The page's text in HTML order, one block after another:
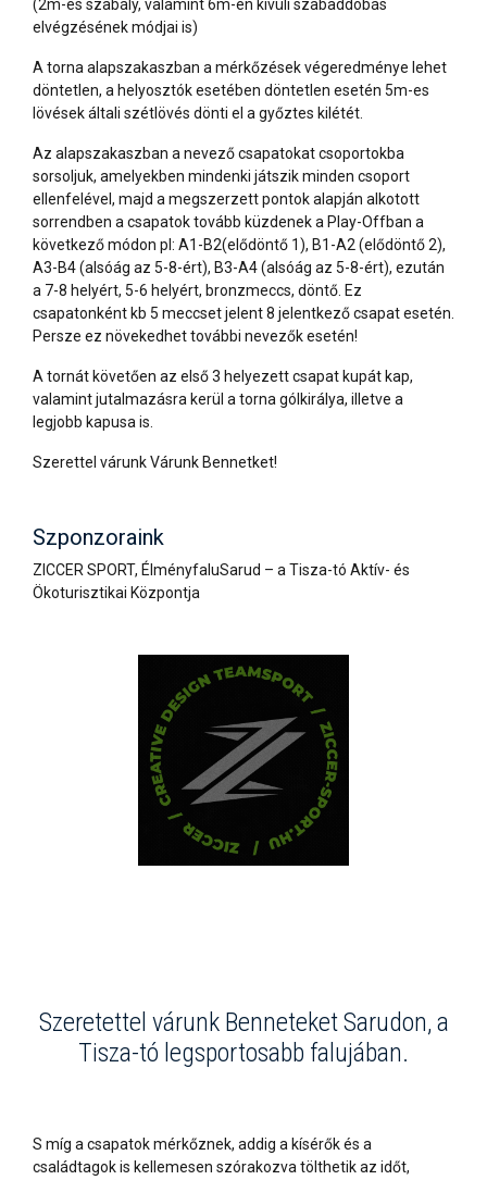
(2m-es szabály, valamint 6m-en kívüli szabaddobás
elvégzésének módjai is)
A torna alapszakaszban a mérkőzések végeredménye lehet
döntetlen, a helyosztók esetében döntetlen esetén 5m-es
lövések általi szétlövés dönti el a győztes kilétét.
Az alapszakaszban a nevező csapatokat csoportokba
sorsoljuk, amelyekben mindenki játszik minden csoport
ellenfelével, majd a megszerzett pontok alapján alkotott
sorrendben a csapatok tovább küzdenek a Play-Offban a
következő módon pl: A1-B2(elődöntő 1), B1-A2 (elődöntő 2),
A3-B4 (alsóág az 5-8-ért), B3-A4 (alsóág az 5-8-ért), ezután
a 7-8 helyért, 5-6 helyért, bronzmeccs, döntő. Ez
csapatonként kb 5 meccset jelent 8 jelentkező csapat esetén.
Persze ez növekedhet további nevezők esetén!
A tornát követően az első 3 helyezett csapat kupát kap,
valamint jutalmazásra kerül a torna gólkirálya, illetve a
legjobb kapusa is.
Szerettel várunk Várunk Bennetket!
Szponzoraink
ZICCER SPORT, ÉlményfaluSarud – a Tisza-tó Aktív- és
Ökoturisztikai Központja
Szeretettel várunk Benneteket Sarudon, a
Tisza-tó legsportosabb falujában.
S míg a csapatok mérkőznek, addig a kísérők és a
családtagok is kellemesen szórakozva tölthetik az időt,